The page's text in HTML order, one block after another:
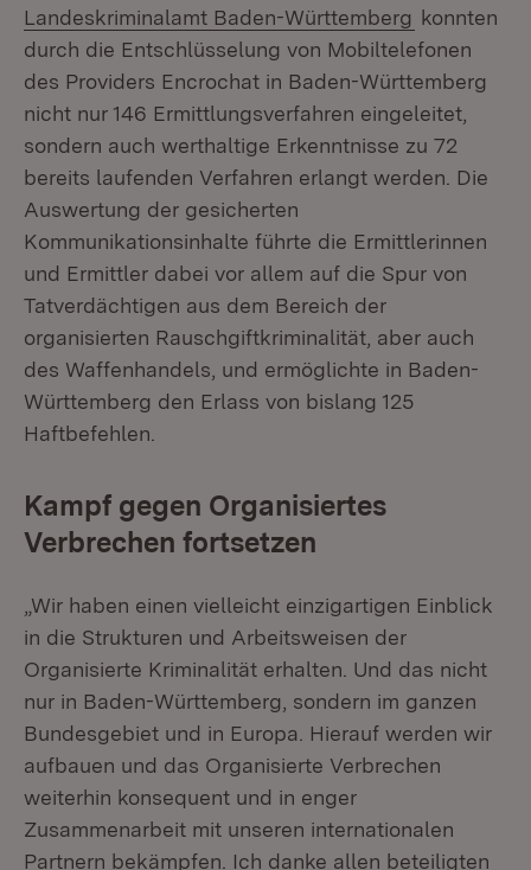
Landeskriminalamt Baden-Württemberg (Öffnet in
konnten
durch die Entschlüsselung von Mobiltelefonen
des Providers Encrochat in Baden-Württemberg
nicht nur 146 Ermittlungsverfahren eingeleitet,
sondern auch werthaltige Erkenntnisse zu 72
bereits laufenden Verfahren erlangt werden. Die
Auswertung der gesicherten
Kommunikationsinhalte führte die Ermittlerinnen
und Ermittler dabei vor allem auf die Spur von
Tatverdächtigen aus dem Bereich der
organisierten Rauschgiftkriminalität, aber auch
des Waffenhandels, und ermöglichte in Baden-
Württemberg den Erlass von bislang 125
Haftbefehlen.
Kampf gegen Organisiertes
Verbrechen fortsetzen
„Wir haben einen vielleicht einzigartigen Einblick
in die Strukturen und Arbeitsweisen der
Organisierte Kriminalität erhalten. Und das nicht
nur in Baden-Württemberg, sondern im ganzen
Bundesgebiet und in Europa. Hierauf werden wir
aufbauen und das Organisierte Verbrechen
weiterhin konsequent und in enger
Zusammenarbeit mit unseren internationalen
Partnern bekämpfen. Ich danke allen beteiligten